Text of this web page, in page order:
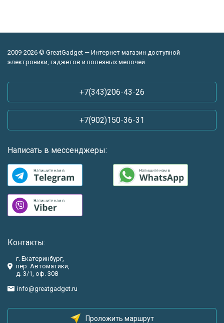
2009-2026 © GreatGadget — Интернет магазин доступной
электроники, гаджетов и полезных мелочей
+7(343)206-43-26
+7(902)150-36-31
Написать в мессенджеры:
Контакты:
г. Екатеринбург,
пер. Автоматики,
д. 3/1, оф. 308
info@greatgadget.ru
Проложить маршрут